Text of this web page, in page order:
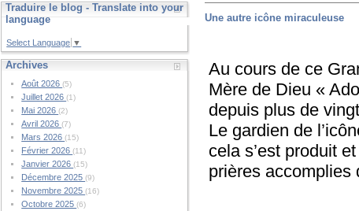
Traduire le blog - Translate into your
language
Select Language ▼
Archives
Août 2026(5)
Juillet 2026(1)
Mai 2026(2)
Avril 2026(7)
Mars 2026(15)
Février 2026(11)
Janvier 2026(15)
Décembre 2025(9)
Novembre 2025(16)
Octobre 2025(6)
Une autre icône miraculeuse
Au cours de ce
Mère de Dieu «
depuis plus de
Le gardien de
cela s’est produit
prières accomplies